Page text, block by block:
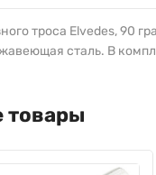
троса Elvedes, 90
сталь. В
товары